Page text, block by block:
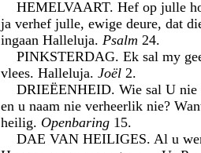
HEMELVAART. Hef op julle
ja verhef julle, ewige deure, dat
ingaan Halleluja. Psalm 24.
PINKSTERDAG. Ek sal my
vlees. Halleluja. Joël 2.
DRIEËENHEID. Wie sal U nie
en u naam nie verheerlik nie?
heilig. Openbaring 15.
DAE VAN HEILIGES. Al u